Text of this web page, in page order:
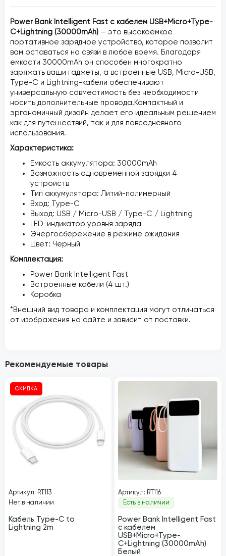
Power Bank Intelligent Fast с кабелем USB+Micro+Type-
C+Lightning (30000mAh) — это высокоемкое
портативное зарядное устройство, которое позволит
вам оставаться на связи в любое время. Благодаря
емкости 30000mAh он способен многократно
заряжать ваши гаджеты, а встроенные USB, Micro-USB,
Type-C и Lightning-кабели обеспечивают
универсальную совместимость без необходимости
носить дополнительные провода.Компактный и
эргономичный дизайн делает его идеальным решением
как для путешествий, так и для повседневного
использования.
Характеристика:
Емкость аккумулятора: 30000mAh
Возможность одновременной зарядки 4
устройств
Тип аккумулятора: Литий-полимерный
Вход: Type-C
Выход: USB / Micro-USB / Type-C / Lightning
LED-индикатор уровня заряда
Энергосбережение в режиме ожидания
Цвет: Черный
Комплектация:
Power Bank Intelligent Fast
Встроенные кабели (4 шт.)
Коробка
*Внешний вид товара и комплектация могут отличаться
от изображения на сайте и зависит от поставки.
Рекомендуемые товары
СКИДКА
Артикул: RT113
Нет в наличии
Кабель Type-C to
Lightning 2m
Артикул: RT116
Есть в наличии
Power Bank Intelligent Fast
с кабелем
USB+Micro+Type-
C+Lightning (30000mAh)
Белый